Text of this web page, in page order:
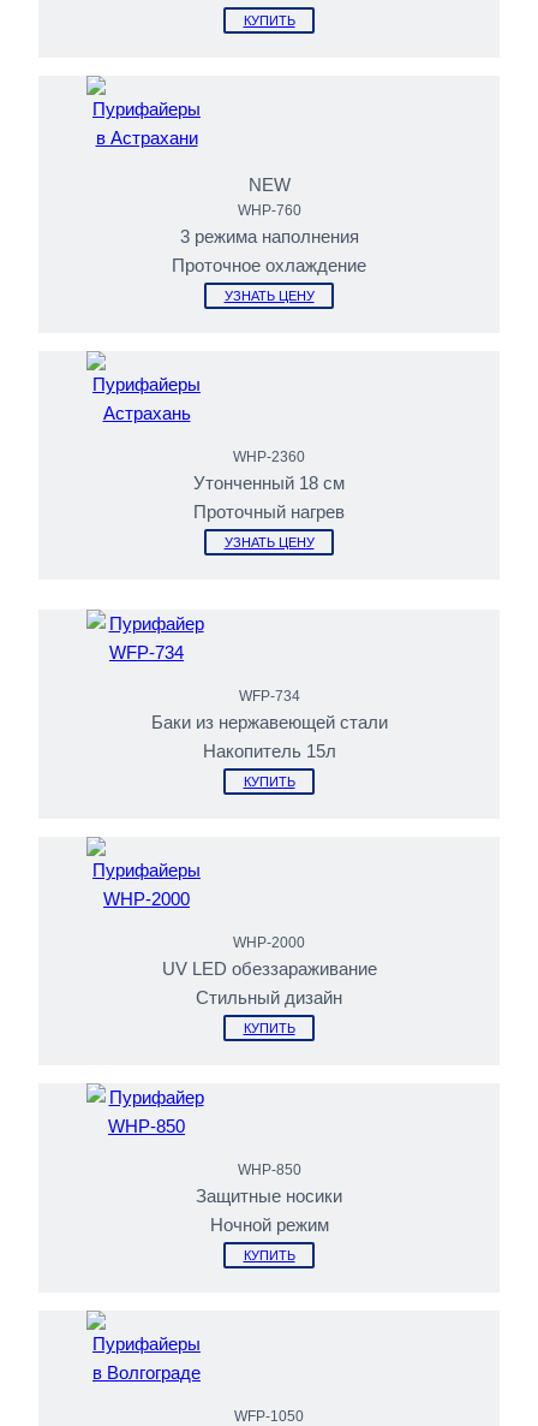
КУПИТЬ
NEW
WHP-760
3 режима наполнения
Проточное охлаждение
УЗНАТЬ ЦЕНУ
WHP-2360
Утонченный 18 см
Проточный нагрев
УЗНАТЬ ЦЕНУ
WFP-734
Баки из нержавеющей стали
Накопитель 15л
КУПИТЬ
WHP-2000
UV LED обеззараживание
Стильный дизайн
КУПИТЬ
WHP-850
Защитные носики
Ночной режим
КУПИТЬ
WFP-1050